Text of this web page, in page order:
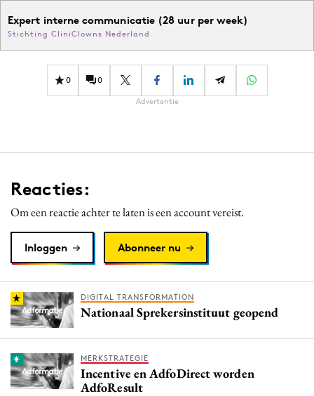
Expert interne communicatie (28 uur per week)
Stichting CliniClowns Nederland
0 0
Advertentie
Reacties:
Om een reactie achter te laten is een account vereist.
Inloggen Abonneer nu
DIGITAL TRANSFORMATION
Nationaal Sprekersinstituut geopend
MERKSTRATEGIE
Incentive en AdfoDirect worden
AdfoResult